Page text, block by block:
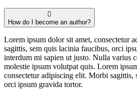
How do I become an author?
Lorem ipsum dolor sit amet, consectetur
sagittis, sem quis lacinia faucibus, orci
interdum mi sapien ut justo. Nulla varius
molestie ipsum volutpat quis. Lorem
consectetur adipiscing elit. Morbi sagittis,
orci ipsum gravida tortor.